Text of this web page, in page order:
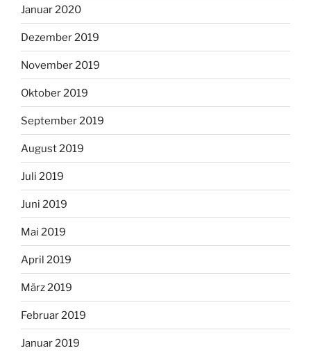
Januar 2020
Dezember 2019
November 2019
Oktober 2019
September 2019
August 2019
Juli 2019
Juni 2019
Mai 2019
April 2019
März 2019
Februar 2019
Januar 2019